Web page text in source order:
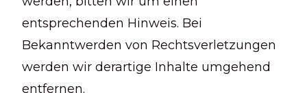
entsprechenden Hinweis. Bei
Bekanntwerden von Rechtsverletzungen
werden wir derartige Inhalte umgehend
entfernen.